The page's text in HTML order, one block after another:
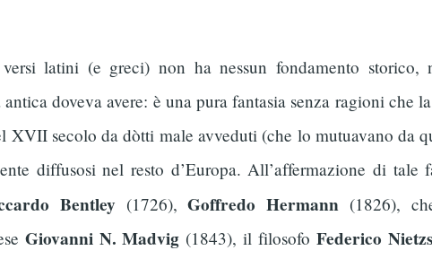
latini (e greci) non ha nessun fondamento storico,
doveva avere: è una pura fantasia senza ragioni
XVII secolo da dòtti male avveduti (che lo mutuavano da
diffusosi nel resto d’Europa. All’affermazione di
Bentley (1726),Goffredo Hermann (1826),
Giovanni N. Madvig (1843), il filosofo Federico